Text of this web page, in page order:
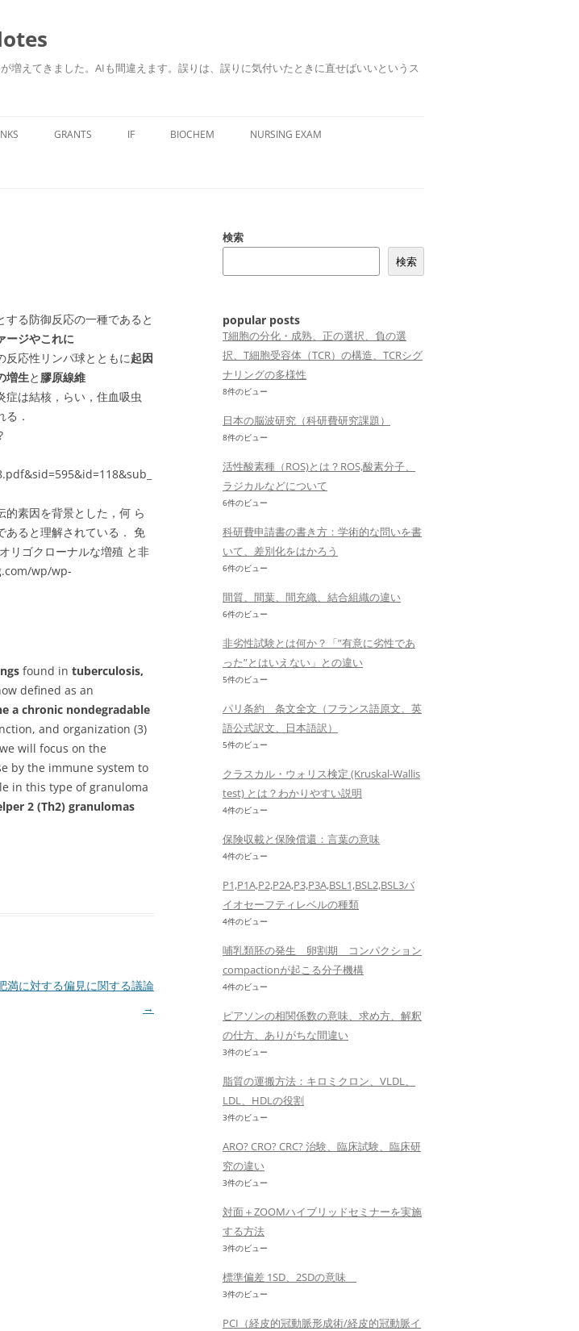
増えてきました。AIも間違えます。誤りは、誤りに気付いたときに直せばいいというス
GRANTS IF BIOCHEM NURSING EXAM
する防御反応の一種であると
ージやこれに
反応性リンパ球とともに起因
増生と 膠原線維
症は結核，らい，住血吸虫
．
素因を背景とした，何 ら
あると理解されている． 免
リゴクローナルな増殖 と非
wp/wp-
found in tuberculosis,
defined as an
a chronic nondegradable
and organization (3)
will focus on the
by the immune system to
in this type of granuloma
2 (Th2) granulomas
に対する偏見に関する議論
→
検索
検索
popular posts
T細胞の分化・成熟、正の選択、負の選
択、T細胞受容体（TCR）の構造、TCRシグ
ナリングの多様性
8件のビュー
日本の脳波研究（科研費研究課題）
8件のビュー
活性酸素種（ROS)とは？ROS,酸素分子、
ラジカルなどについて
6件のビュー
科研費申請書の書き方：学術的な問いを書
いて、差別化をはかろう
6件のビュー
間質、間葉、間充織、結合組織の違い
6件のビュー
非劣性試験とは何か？「”有意に劣性であ
った”とはいえない」との違い
5件のビュー
パリ条約 条文全文（フランス語原文、英
語公式訳文、日本語訳）
5件のビュー
クラスカル・ウォリス検定 (Kruskal-Wallis
test) とは？わかりやすい説明
4件のビュー
保険収載と保険償還：言葉の意味
4件のビュー
P1,P1A,P2,P2A,P3,P3A,BSL1,BSL2,BSL3バ
イオセーフティレベルの種類
4件のビュー
哺乳類胚の発生 卵割期 コンパクション
compactionが起こる分子機構
4件のビュー
ピアソンの相関係数の意味、求め方、解釈
の仕方、ありがちな間違い
3件のビュー
脂質の運搬方法：キロミクロン、VLDL、
LDL、HDLの役割
3件のビュー
ARO? CRO? CRC? 治験、臨床試験、臨床研
究の違い
3件のビュー
対面＋ZOOMハイブリッドセミナーを実施
する方法
3件のビュー
標準偏差 1SD、2SDの意味
3件のビュー
PCI（経皮的冠動脈形成術/経皮的冠動脈イ